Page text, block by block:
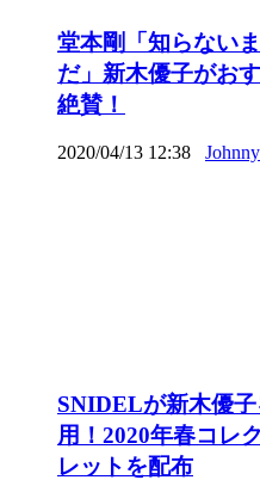
堂本剛「知らない
だ」新木優子がお
絶賛！
2020/04/13 12:38
SNIDELが新木優
用！2020年春コレ
レットを配布